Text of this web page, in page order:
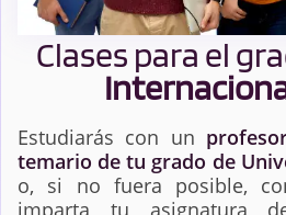
Clases para el
Estudiarás con un
temario de tu grado de
o, si no fuera posible,
imparta tu asignatura